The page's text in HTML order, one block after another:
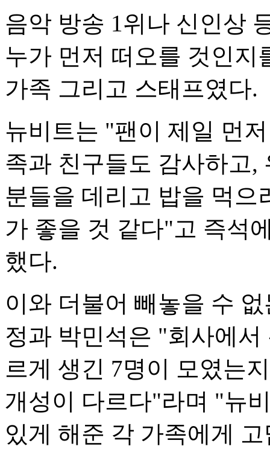
음악 방송 1위나 신인상
누가 먼저 떠오를 것인지
가족 그리고 스태프였다.
뉴비트는 "팬이 제일 먼
족과 친구들도 감사하고,
분들을 데리고 밥을 먹으
가 좋을 것 같다"고 즉석
했다.
이와 더불어 빼놓을 수
정과 박민석은 "회사에
르게 생긴 7명이 모였는
개성이 다르다"라며 "뉴
있게 해준 각 가족에게